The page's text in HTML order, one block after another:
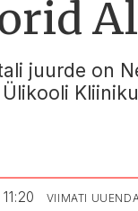
juurde on
VIIMATI